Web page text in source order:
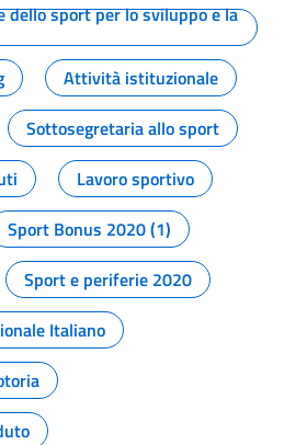
dello sport per lo sviluppo e la
Attività istituzionale
Sottosegretaria allo sport
Lavoro sportivo
Sport Bonus 2020 (1)
Sport e periferie 2020
Italiano